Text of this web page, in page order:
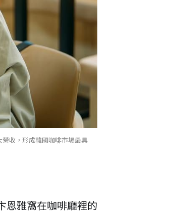
收，形成韓國咖啡市場最具
恩雅窩在咖啡廳裡的